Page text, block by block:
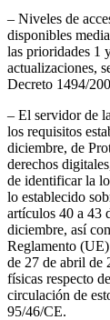
– Niveles de
disponibles
las prioridades 1
actualizaciones,
Decreto 1494/
– El servidor de la
los requisitos
diciembre, de
derechos
de identificar la
lo establecido
artículos 40 a 43
diciembre, así
Reglamento
de 27 de abril de
físicas respecto
circulación de
95/46/CE.